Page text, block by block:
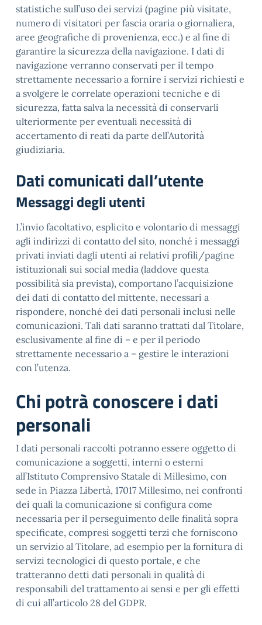
statistiche sull’uso dei servizi (pagine più visitate,
numero di visitatori per fascia oraria o giornaliera,
aree geografiche di provenienza, ecc.) e al fine di
garantire la sicurezza della navigazione. I dati di
navigazione verranno conservati per il tempo
strettamente necessario a fornire i servizi richiesti e
a svolgere le correlate operazioni tecniche e di
sicurezza, fatta salva la necessità di conservarli
ulteriormente per eventuali necessità di
accertamento di reati da parte dell’Autorità
giudiziaria.
Dati comunicati dall’utente
Messaggi degli utenti
L’invio facoltativo, esplicito e volontario di messaggi
agli indirizzi di contatto del sito, nonché i messaggi
privati inviati dagli utenti ai relativi profili/pagine
istituzionali sui social media (laddove questa
possibilità sia prevista), comportano l’acquisizione
dei dati di contatto del mittente, necessari a
rispondere, nonché dei dati personali inclusi nelle
comunicazioni. Tali dati saranno trattati dal Titolare,
esclusivamente al fine di – e per il periodo
strettamente necessario a – gestire le interazioni
con l’utenza.
Chi potrà conoscere i dati
personali
I dati personali raccolti potranno essere oggetto di
comunicazione a soggetti, interni o esterni
all’Istituto Comprensivo Statale di Millesimo, con
sede in Piazza Libertà, 17017 Millesimo, nei confronti
dei quali la comunicazione si configura come
necessaria per il perseguimento delle finalità sopra
specificate, compresi soggetti terzi che forniscono
un servizio al Titolare, ad esempio per la fornitura di
servizi tecnologici di questo portale, e che
tratteranno detti dati personali in qualità di
responsabili del trattamento ai sensi e per gli effetti
di cui all’articolo 28 del GDPR.